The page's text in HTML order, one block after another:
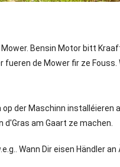
Mower. Bensin Motor bitt
de Mower fir ze
der Maschinn
d'Gras am Gaart ze machen.
Wann Dir eisen Händler